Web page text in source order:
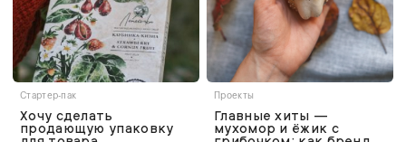
Стартер-пак
Хочу сделать
продающую упаковку
Проекты
Главные хиты —
мухомор и ёжик с